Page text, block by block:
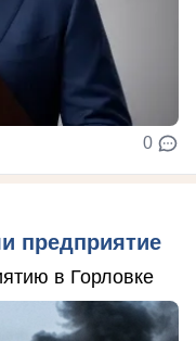
0
предприятие
в Горловке